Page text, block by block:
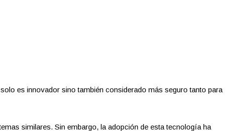
es innovador sino también considerado más seguro tanto para
similares. Sin embargo, la adopción de esta tecnología ha